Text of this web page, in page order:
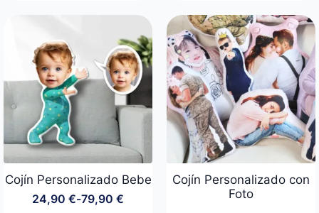
24,90 €
hasta
99,90 €
desde
19,90 €
hasta
34,90 €
Cojín Personalizado Bebe
24,90 €-79,90 €
Rango
Cojín Personalizado con
Foto